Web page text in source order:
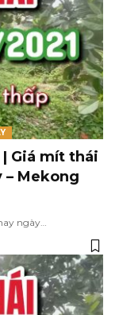
Giá mít thái
– Mekong
ngày…